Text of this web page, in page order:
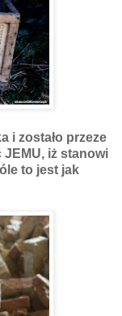
i zostało przeze
JEMU, iż stanowi
to jest jak